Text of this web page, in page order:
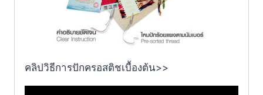
คลิปวิธีการปักครอสติชเบื้องต้น>>